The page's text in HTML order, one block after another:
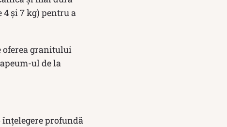
și 7 kg) pentru a
oferea granitului
ul de la
înțelegere profundă